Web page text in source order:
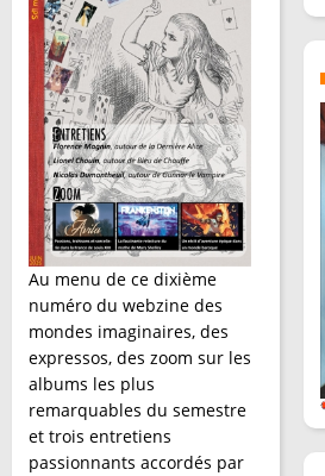
Au menu de ce dixième
numéro du webzine des
mondes imaginaires, des
expressos, des zoom sur les
albums les plus
remarquables du semestre
et trois entretiens
passionnants accordés par